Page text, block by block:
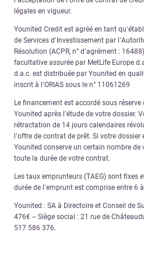
légales en vigueur.
Younited Credit est agréé en tant
de Services d’Investissement par
Résolution (ACPR, n° d’agrément :
facultative assurée par MetLife Europe
d.a.c. est distribuée par Younited en
inscrit à l’ORIAS sous le n° 11061269
Le financement est accordé sous
Younited après l’étude de votre dossier.
rétractation de 14 jours calendaires
l’offre de contrat de prêt. Si votre
Younited conserve un certain nombre
toute la durée de votre contrat.
Les taux emprunteurs (TAEG) sont fixes
durée de l’emprunt est comprise entre 6
Younited : SA à Directoire et Conseil de
476€ – Siège social : 21 rue de
517 586 376.